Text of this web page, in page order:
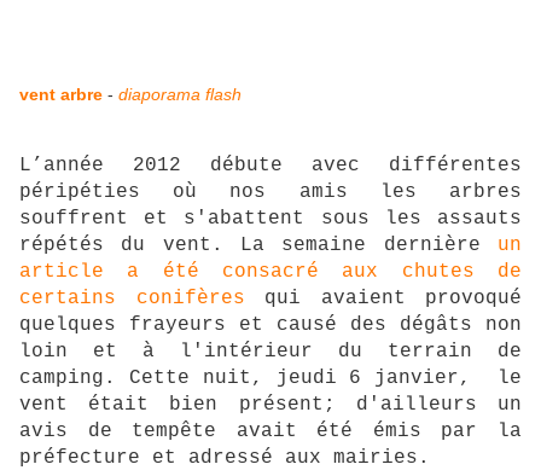
vent arbre - diaporama flash
L’année 2012 débute avec différentes
péripéties où nos amis les arbres
souffrent et s'abattent sous les assauts
répétés du vent. La semaine dernière un
article a été consacré aux chutes de
certains conifères qui avaient provoqué
quelques frayeurs et causé des dégâts non
loin et à l'intérieur du terrain de
camping. Cette nuit, jeudi 6 janvier, le
vent était bien présent; d'ailleurs un
avis de tempête avait été émis par la
préfecture et adressé aux mairies.